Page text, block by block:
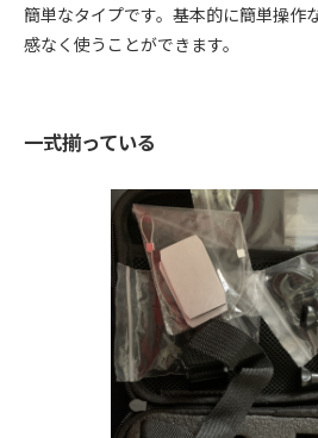
簡単なタイプです。基本的に簡単操作
感なく使うことができます。
一式揃っている